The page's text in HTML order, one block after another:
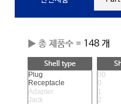
▶ 총 제품수 = 148 개
Shell type